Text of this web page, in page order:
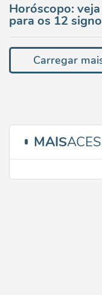
Horóscopo:
para os 12
Carregar
MAIS